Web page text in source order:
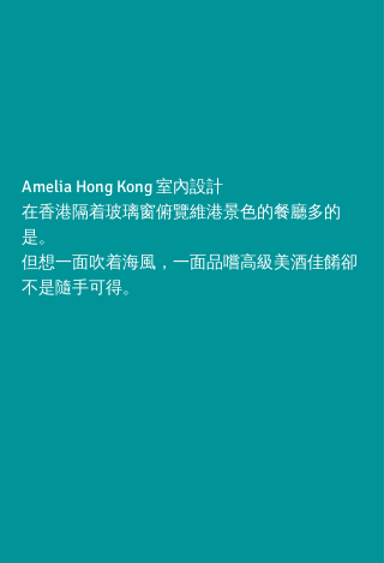
Amelia Hong Kong 室內設計
在香港隔着玻璃窗俯覽維港景色的餐廳多的
是。
但想一面吹着海風，一面品嚐高級美酒佳餚卻
不是隨手可得。